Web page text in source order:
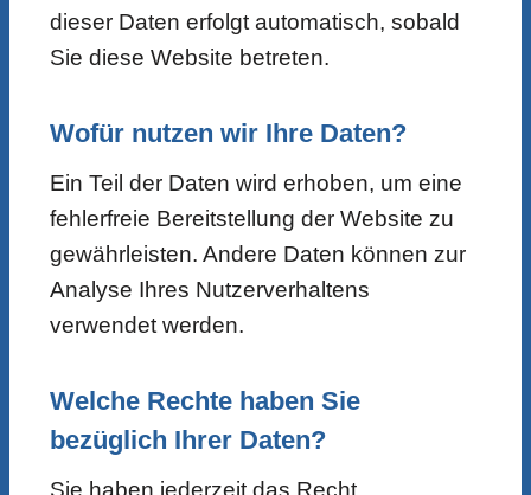
dieser Daten erfolgt automatisch, sobald
Sie diese Website betreten.
Wofür nutzen wir Ihre Daten?
Ein Teil der Daten wird erhoben, um eine
fehlerfreie Bereitstellung der Website zu
gewährleisten. Andere Daten können zur
Analyse Ihres Nutzerverhaltens
verwendet werden.
Welche Rechte haben Sie
bezüglich Ihrer Daten?
Sie haben jederzeit das Recht,